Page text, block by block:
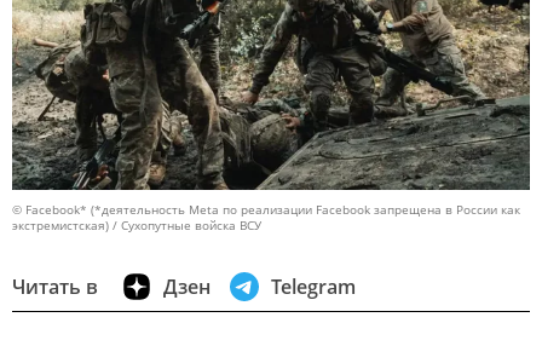
© Facebook* (*деятельность Meta по реализации Facebook запрещена в России как
экстремистская) / Сухопутные войска ВСУ
Читать в Дзен Telegram